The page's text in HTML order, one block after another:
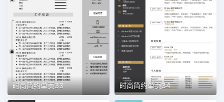
时尚简约单页33 时尚简约单页34